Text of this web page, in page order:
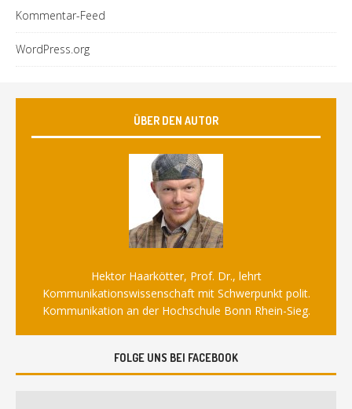
Kommentar-Feed
WordPress.org
ÜBER DEN AUTOR
Hektor Haarkötter, Prof. Dr., lehrt
Kommunikationswissenschaft mit Schwerpunkt polit.
Kommunikation an der Hochschule Bonn Rhein-Sieg.
FOLGE UNS BEI FACEBOOK